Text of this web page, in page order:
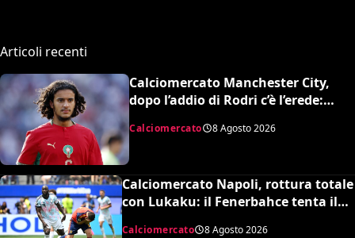
Articoli recenti
Calciomercato Manchester City,
dopo l’addio di Rodri c’è l’erede:
Calciomercato 8 Agosto 2026
Calciomercato Napoli, rottura totale
con Lukaku: il Fenerbahce tenta il
blitz ma c’è il nodo clausola Chelsea
Calciomercato 8 Agosto 2026